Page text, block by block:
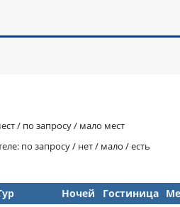
/ по запросу / мало мест
по запросу / нет / мало / есть
Ночей Гостиница